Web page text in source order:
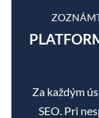
Za každým
SEO. Pri